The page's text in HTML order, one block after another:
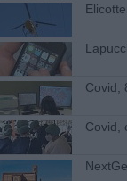
Covid,
Covid,